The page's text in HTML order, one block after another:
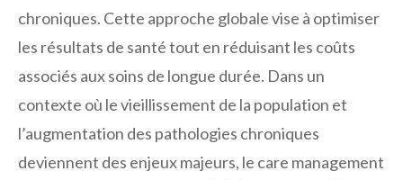
chroniques. Cette approche globale vise à optimiser
les résultats de santé tout en réduisant les coûts
associés aux soins de longue durée. Dans un
contexte où le vieillissement de la population et
l’augmentation des pathologies chroniques
deviennent des enjeux majeurs, le care management